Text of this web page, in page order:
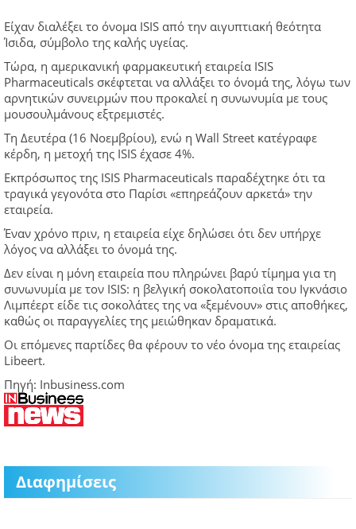
Είχαν διαλέξει το όνομα ISIS από την αιγυπτιακή θεότητα
Ίσιδα, σύμβολο της καλής υγείας.
Τώρα, η αμερικανική φαρμακευτική εταιρεία ISIS
Pharmaceuticals σκέφτεται να αλλάξει το όνομά της, λόγω των
αρνητικών συνειρμών που προκαλεί η συνωνυμία με τους
μουσουλμάνους εξτρεμιστές.
Τη Δευτέρα (16 Nοεμβρίου), ενώ η Wall Street κατέγραφε
κέρδη, η μετοχή της ISIS έχασε 4%.
Εκπρόσωπος της ISIS Pharmaceuticals παραδέχτηκε ότι τα
τραγικά γεγονότα στο Παρίσι «επηρεάζουν αρκετά» την
εταιρεία.
Έναν χρόνο πριν, η εταιρεία είχε δηλώσει ότι δεν υπήρχε
λόγος να αλλάξει το όνομά της.
Δεν είναι η μόνη εταιρεία που πληρώνει βαρύ τίμημα για τη
συνωνυμία με τον ISIS: η βελγική σοκολατοποιΐα του Ιγκνάσιο
Λιμπέερτ είδε τις σοκολάτες της να «ξεμένουν» στις αποθήκες,
καθώς οι παραγγελίες της μειώθηκαν δραματικά.
Οι επόμενες παρτίδες θα φέρουν το νέο όνομα της εταιρείας
Libeert.
Πηγή: Inbusiness.com
Διαφημίσεις